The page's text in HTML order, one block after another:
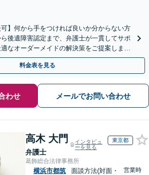
可】何から手をつければ良いか分からない方
後遺障害認定まで、弁護士が一貫してサポ
なオーダーメイドの解決策をご提案しま
。
料金表を見る
わせ メールでお問い合わせ
高木 大門
弁護士
インタビュ
ーを見る
東京都
葛飾総合法律事務所
横浜市都筑
面談方法(対面・
営業時